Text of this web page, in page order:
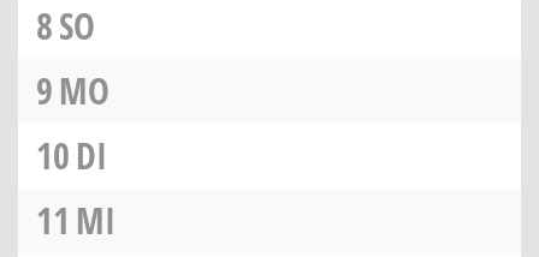
8SO
9MO
10DI
11 MI